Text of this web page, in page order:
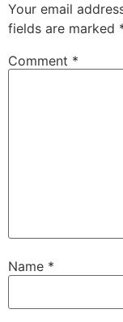
Your email
fields are marked
Comment *
Name *